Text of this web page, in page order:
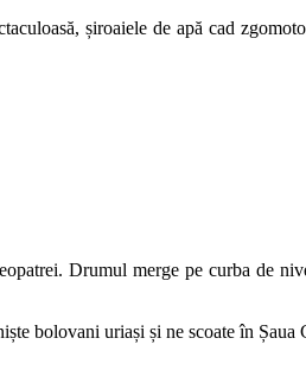
șiroaiele de apă cad
Drumul merge pe curba de
bolovani uriași și ne scoate în Șaua